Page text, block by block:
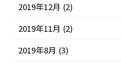
2019年12月 (2)
2019年11月 (2)
2019年8月 (3)